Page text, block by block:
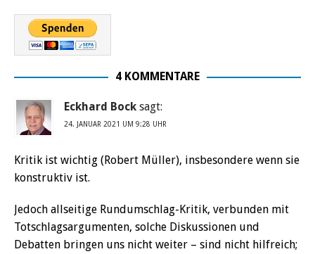
4 KOMMENTARE
Eckhard Bock sagt:
24. JANUAR 2021 UM 9:28 UHR
Kritik ist wichtig (Robert Müller), insbesondere wenn sie
konstruktiv ist.
Jedoch allseitige Rundumschlag-Kritik, verbunden mit
Totschlagsargumenten, solche Diskussionen und
Debatten bringen uns nicht weiter – sind nicht hilfreich;